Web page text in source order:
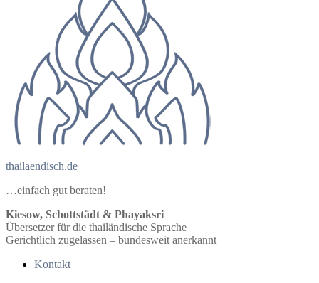
thailaendisch.de
…einfach gut beraten!
Kiesow, Schottstädt & Phayaksri
Übersetzer für die thailändische Sprache
Gerichtlich zugelassen – bundesweit anerkannt
Kontakt